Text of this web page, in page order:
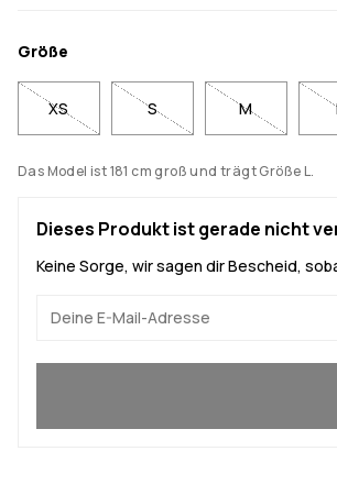
Größe
XS S M
Das Model ist 181 cm groß und trägt Größe L.
Dieses Produkt ist gerade nicht
Keine Sorge, wir sagen dir Bescheid,